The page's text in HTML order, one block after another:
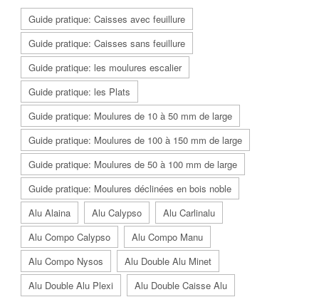
Guide pratique: Caisses avec feuillure
Guide pratique: Caisses sans feuillure
Guide pratique: les moulures escalier
Guide pratique: les Plats
Guide pratique: Moulures de 10 à 50 mm de large
Guide pratique: Moulures de 100 à 150 mm de large
Guide pratique: Moulures de 50 à 100 mm de large
Guide pratique: Moulures déclinées en bois noble
Alu Alaina
Alu Calypso
Alu Carlinalu
Alu Compo Calypso
Alu Compo Manu
Alu Compo Nysos
Alu Double Alu Minet
Alu Double Alu Plexi
Alu Double Caisse Alu